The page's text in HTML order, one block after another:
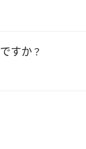
ですか？